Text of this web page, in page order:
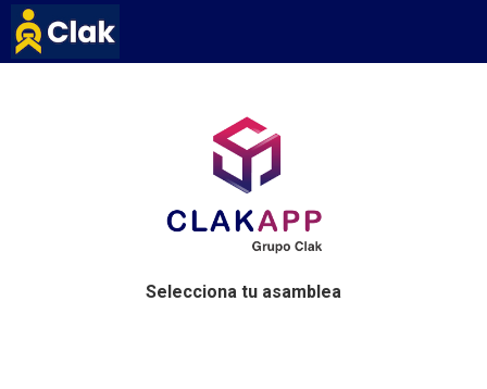
Selecciona tu asamblea